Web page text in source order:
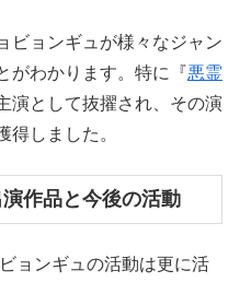
ビョンギュが様々なジャン
がわかります。特に『悪霊
演として抜擢され、その演
得しました。
作品と今後の活動
ョンギュの活動は更に活